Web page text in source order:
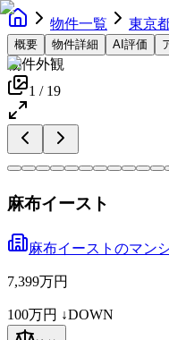
物件一覧 東京
概要 物件詳細 AI評価
物件外観
1 / 19
麻布イースト
麻布イースト のマン
7,399万円
100万円 ↓DOWN